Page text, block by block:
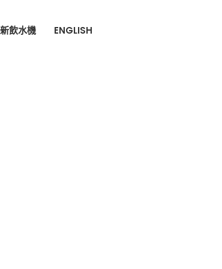
飲水機 ENGLISH